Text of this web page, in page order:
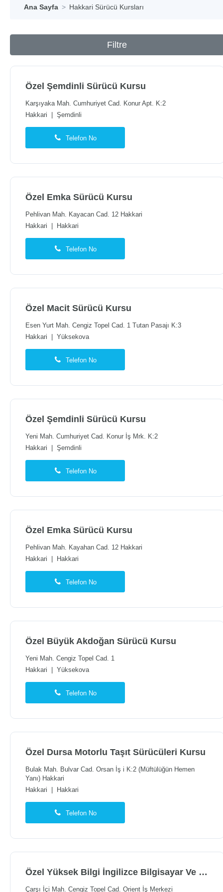
Ana Sayfa Hakkari Sürücü Kursları
Filtre
Özel Şemdinli Sürücü Kursu
Karşıyaka Mah. Cumhuriyet Cad. Konur Apt. K:2
Hakkari
Şemdinli
Telefon No
Özel Emka Sürücü Kursu
Pehlivan Mah. Kayacan Cad. 12 Hakkari
Hakkari
Hakkari
Telefon No
Özel Macit Sürücü Kursu
Esen Yurt Mah. Cengiz Topel Cad. 1 Tutan Pasajı K:3
Hakkari
Yüksekova
Telefon No
Özel Şemdinli Sürücü Kursu
Yeni Mah. Cumhuriyet Cad. Konur İş Mrk. K:2
Hakkari
Şemdinli
Telefon No
Özel Emka Sürücü Kursu
Pehlivan Mah. Kayahan Cad. 12 Hakkari
Hakkari
Hakkari
Telefon No
Özel Büyük Akdoğan Sürücü Kursu
Yeni Mah. Cengiz Topel Cad. 1
Hakkari
Yüksekova
Telefon No
Özel Dursa Motorlu Taşıt Sürücüleri Kursu
Bulak Mah. Bulvar Cad. Orsan İş i K:2 (Müftülüğün Hemen
Yanı) Hakkari
Hakkari
Hakkari
Telefon No
Özel Yüksek Bilgi İngilizce Bilgisayar Ve Motorlu Taşıt Sürücüleri Kursu
Çarşı İçi Mah. Cengiz Topel Cad. Orient İş Merkezi